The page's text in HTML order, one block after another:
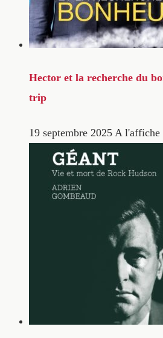
Hector et la recherche du
trip
19 septembre 2025 A l'affiche